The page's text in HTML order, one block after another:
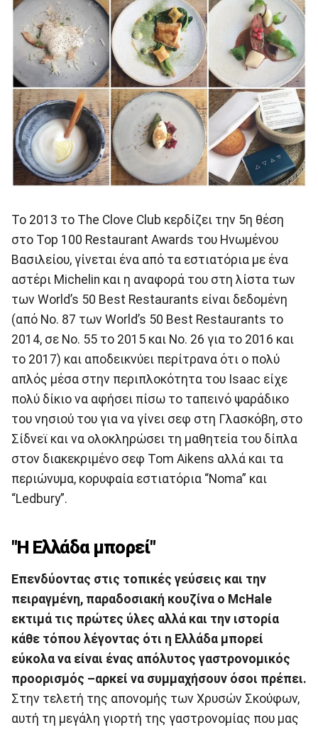
Το 2013 το Τhe Clove Club κερδίζει την 5η θέση
στο Top 100 Restaurant Awards του Ηνωμένου
Βασιλείου, γίνεται ένα από τα εστιατόρια με ένα
αστέρι Michelin και η αναφορά του στη λίστα των
των World’s 50 Best Restaurants είναι δεδομένη
(από Νο. 87 των World’s 50 Best Restaurants το
2014, σε Νο. 55 το 2015 και Νο. 26 για το 2016 και
το 2017) και αποδεικνύει περίτρανα ότι ο πολύ
απλός μέσα στην περιπλοκότητα του Isaac είχε
πολύ δίκιο να αφήσει πίσω το ταπεινό ψαράδικο
του νησιού του για να γίνει σεφ στη Γλασκόβη, στο
Σίδνεϊ και να ολοκληρώσει τη μαθητεία του δίπλα
στον διακεκριμένο σεφ Tom Aikens αλλά και τα
περιώνυμα, κορυφαία εστιατόρια “Noma” και
“Ledbury”.
"Η Ελλάδα μπορεί"
Eπενδύοντας στις τοπικές γεύσεις και την
πειραγμένη, παραδοσιακή κουζίνα ο McHale
εκτιμά τις πρώτες ύλες αλλά και την ιστορία
κάθε τόπου λέγοντας ότι η Ελλάδα μπορεί
εύκολα να είναι ένας απόλυτος γαστρονομικός
προορισμός –αρκεί να συμμαχήσουν όσοι πρέπει.
Στην τελετή της απονομής των Χρυσών Σκούφων,
αυτή τη μεγάλη γιορτή της γαστρονομίας που μας